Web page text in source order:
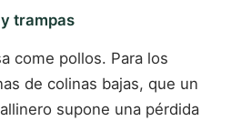
trampas
come pollos. Para los
de colinas bajas, que un
supone una pérdida